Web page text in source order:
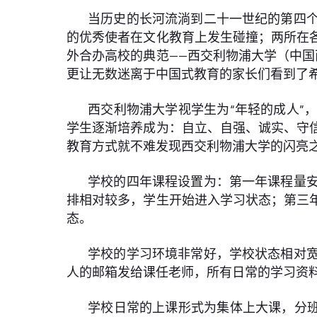
当历史的长河流淌到二十一世纪的第四
的优秀使者在文化教育上发生碰撞；两所
外合办高校的典范——西交利物浦大学（中
更让无数迷离于中国式教育的家长们看到了
西交利物浦大学视学生为“年轻的成人”
学生逐渐培养成为：自立、自强、诚实、
教育方式就不难发现西交利物浦大学的闪亮
学校的四年课程设置为：第一年课程量
排相对较多，学生开始进入学习状态；第
态。
学校的学习环境非常好，学校状态相对
人的邮箱发给课任老师，所有日常的学习
学校日常的上课形式为集体上大课，分